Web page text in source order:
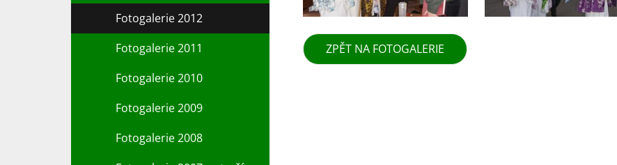
ZPĚT NA FOTOGALERIE
Fotogalerie 2012
Fotogalerie 2011
Fotogalerie 2010
Fotogalerie 2009
Fotogalerie 2008